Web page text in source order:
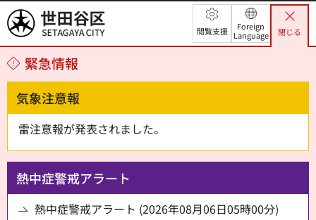
世田谷区 閲覧支援
Foreign
Language
閉じる
緊急情報
気象注意報
雷注意報が発表されました。
熱中症警戒アラート
熱中症警戒アラート (2026年08月06日05時00分)